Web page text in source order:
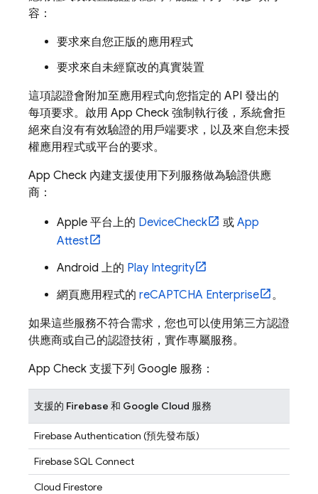
容：
要求來自您正版的應用程式
要求來自未經竄改的真實裝置
這項認證會附加至應用程式向您指定的 API 發出的
每項要求。啟用 App Check 強制執行後，系統會拒
絕來自沒有有效驗證的用戶端要求，以及來自您未授
權應用程式或平台的要求。
App Check 內建支援使用下列服務做為驗證供應
商：
Apple 平台上的 DeviceCheck 或 App
Attest
Android 上的 Play Integrity
網頁應用程式的 reCAPTCHA Enterprise
。
如果這些服務不符合需求，您也可以使用第三方認證
供應商或自己的認證技術，實作專屬服務。
App Check 支援下列 Google 服務：
支援的 Firebase 和 Google Cloud 服務
Firebase Authentication (預先發布版)
Firebase SQL Connect
Cloud Firestore